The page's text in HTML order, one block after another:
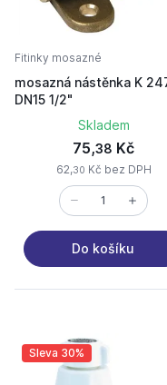
Fitinky mosazné
mosazná nástěnka K
DN15 1/2"
Skladem
75,38 Kč
62,30 Kč bez DPH
Do košíku
Sleva 30%